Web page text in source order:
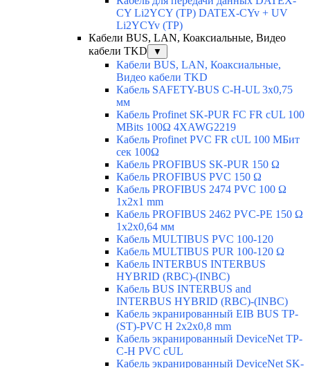
CY Li2YCY (TP) DATEX-CYv + UV
Li2YCYv (TP)
Кабели BUS, LAN, Коаксиальные, Видео
кабели TKD
▼
Кабели BUS, LAN, Коаксиальные,
Видео кабели TKD
Кабель SAFETY-BUS C-H-UL 3x0,75
мм
Кабель Profinet SK-PUR FC FR cUL 100
MBits 100Ω 4XAWG2219
Кабель Profinet PVC FR cUL 100 MБит
сек 100Ω
Кабель PROFIBUS SK-PUR 150 Ω
Кабель PROFIBUS PVC 150 Ω
Кабель PROFIBUS 2474 PVC 100 Ω
1x2x1 mm
Кабель PROFIBUS 2462 PVC-PE 150 Ω
1x2x0,64 мм
Кабель MULTIBUS PVC 100-120
Кабель MULTIBUS PUR 100-120 Ω
Кабель INTERBUS INTERBUS
HYBRID (RBC)-(INBC)
Кабель BUS INTERBUS and
INTERBUS HYBRID (RBC)-(INBC)
Кабель экранированный EIB BUS TP-
(ST)-PVC H 2x2x0,8 mm
Кабель экранированный DeviceNet TP-
C-H PVC cUL
Кабель экранированный DeviceNet SK-